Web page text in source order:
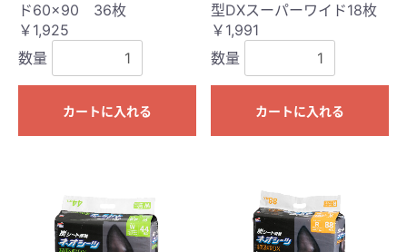
ド60×90 36枚
￥1,925
数量
カートに入れる
型DXスーパーワイド18枚
￥1,991
数量
カートに入れる